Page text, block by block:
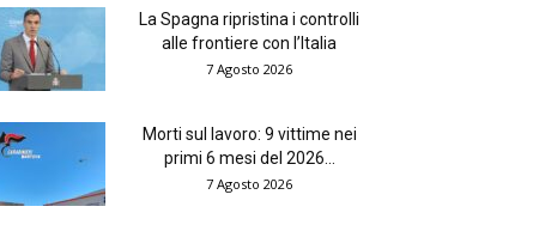
La Spagna ripristina i controlli
alle frontiere con l’Italia
7 Agosto 2026
Morti sul lavoro: 9 vittime nei
primi 6 mesi del 2026...
7 Agosto 2026